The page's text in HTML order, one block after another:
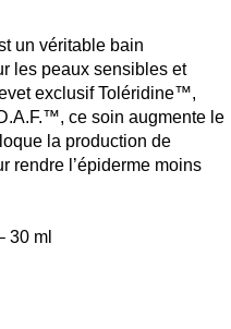
un véritable bain
les peaux sensibles et
exclusif Toléridine™,
ce soin augmente le
la production de
rendre l’épiderme moins
30 ml